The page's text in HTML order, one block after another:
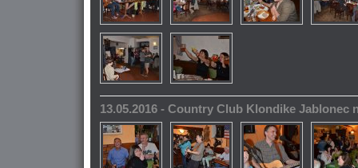
13.05.2016 - Country Club Klondike Jablonec